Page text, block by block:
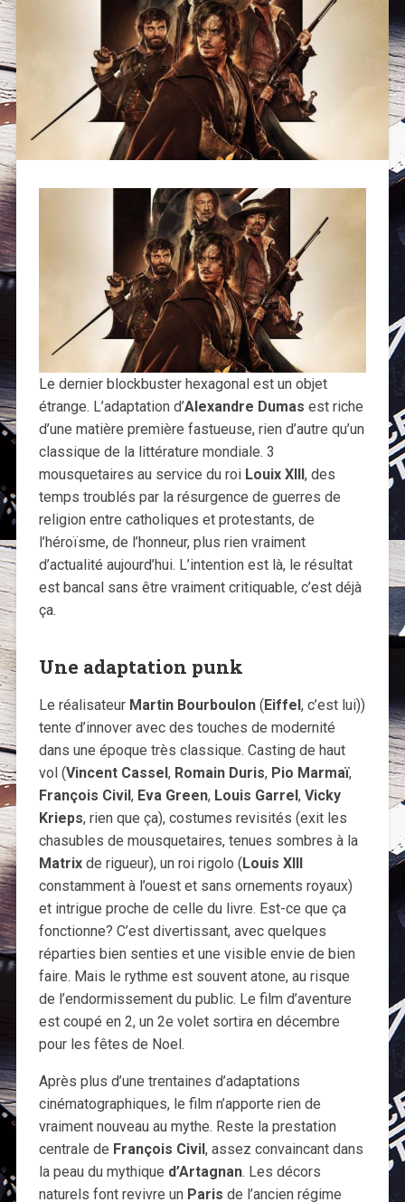
Le dernier blockbuster hexagonal est un objet
étrange. L’adaptation d’Alexandre Dumas est riche
d’une matière première fastueuse, rien d’autre qu’un
classique de la littérature mondiale. 3
mousquetaires au service du roi Louix XIII, des
temps troublés par la résurgence de guerres de
religion entre catholiques et protestants, de
l’héroïsme, de l’honneur, plus rien vraiment
d’actualité aujourd’hui. L’intention est là, le résultat
est bancal sans être vraiment critiquable, c’est déjà
ça.
Une adaptation punk
Le réalisateur Martin Bourboulon(Eiffel, c’est lui))
tente d’innover avec des touches de modernité
dans une époque très classique. Casting de haut
vol (Vincent Cassel, Romain Duris, Pio Marmaï,
François Civil, Eva Green, Louis Garrel, Vicky
Krieps, rien que ça), costumes revisités (exit les
chasubles de mousquetaires, tenues sombres à la
Matrix de rigueur), un roi rigolo (Louis XIII
constamment à l’ouest et sans ornements royaux)
et intrigue proche de celle du livre. Est-ce que ça
fonctionne? C’est divertissant, avec quelques
réparties bien senties et une visible envie de bien
faire. Mais le rythme est souvent atone, au risque
de l’endormissement du public. Le film d’aventure
est coupé en 2, un 2e volet sortira en décembre
pour les fêtes de Noel.
Après plus d’une trentaines d’adaptations
cinématographiques, le film n’apporte rien de
vraiment nouveau au mythe. Reste la prestation
centrale de François Civil, assez convaincant dans
la peau du mythique d’Artagnan. Les décors
naturels font revivre un Paris de l’ancien régime